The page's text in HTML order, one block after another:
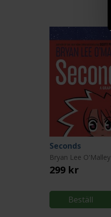
Seconds
Bryan Lee O'Malley
299 kr
Beställ